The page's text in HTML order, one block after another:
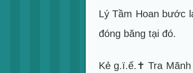
Lý Tầm Hoan bước
đóng băng tại đó.
Kẻ g.ï.ế.✝ Tra